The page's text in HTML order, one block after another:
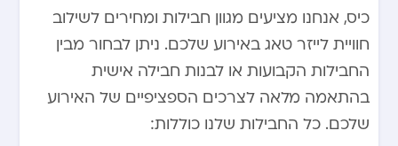
כיס, אנחנו מציעים מגוון חבילות ומחירים לשילוב
חוויית לייזר טאג באירוע שלכם. ניתן לבחור מבין
החבילות הקבועות או לבנות חבילה אישית
בהתאמה מלאה לצרכים הספציפיים של האירוע
שלכם. כל החבילות שלנו כוללות: